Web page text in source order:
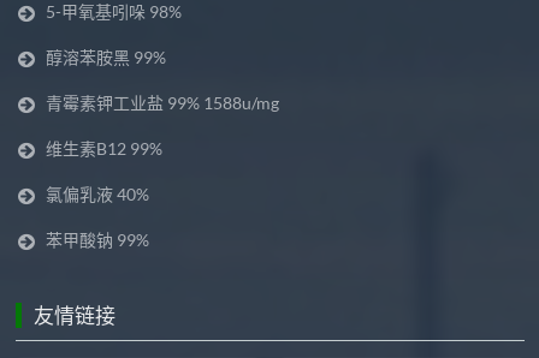
5-甲氧基吲哚 98%
醇溶苯胺黑 99%
青霉素钾工业盐 99% 1588u/mg
维生素B12 99%
氯偏乳液 40%
苯甲酸钠 99%
友情链接